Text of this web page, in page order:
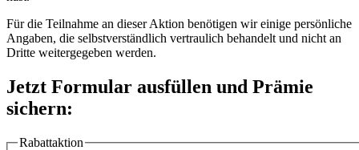
Für die Teilnahme an dieser Aktion benötigen wir einige persönliche
Angaben, die selbstverständlich vertraulich behandelt und nicht an
Dritte weitergegeben werden.
Jetzt Formular ausfüllen und Prämie
sichern:
Rabattaktion